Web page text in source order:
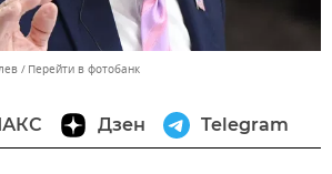
Перейти в фотобанк
Дзен Telegram